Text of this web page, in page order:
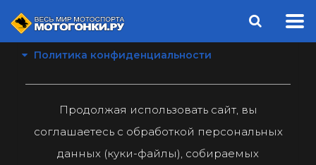
Политика конфиденциальности
Продолжая использовать сайт, вы
соглашаетесь с обработкой персональных
данных (куки-файлы), собираемых